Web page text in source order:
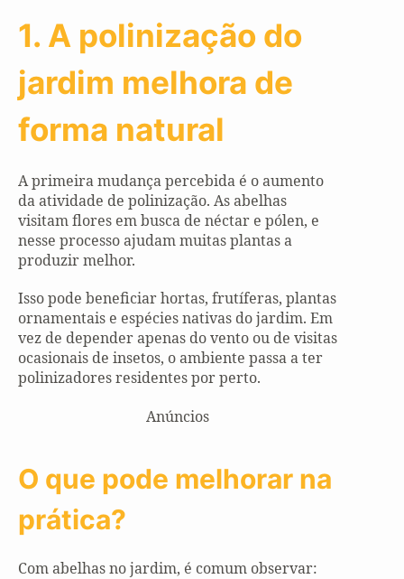
1. A polinização do
jardim melhora de
forma natural
A primeira mudança percebida é o aumento
da atividade de polinização. As abelhas
visitam flores em busca de néctar e pólen, e
nesse processo ajudam muitas plantas a
produzir melhor.
Isso pode beneficiar hortas, frutíferas, plantas
ornamentais e espécies nativas do jardim. Em
vez de depender apenas do vento ou de visitas
ocasionais de insetos, o ambiente passa a ter
polinizadores residentes por perto.
Anúncios
O que pode melhorar na
prática?
Com abelhas no jardim, é comum observar: